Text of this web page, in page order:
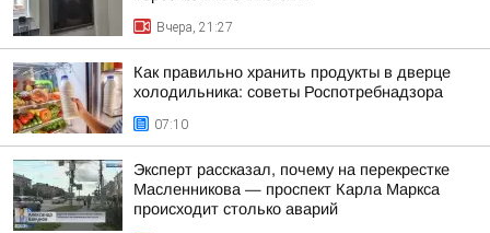
Вчера, 21:27
Как правильно хранить продукты в дверце
холодильника: советы Роспотребнадзора
07:10
Эксперт рассказал, почему на перекрестке
Масленникова — проспект Карла Маркса
происходит столько аварий